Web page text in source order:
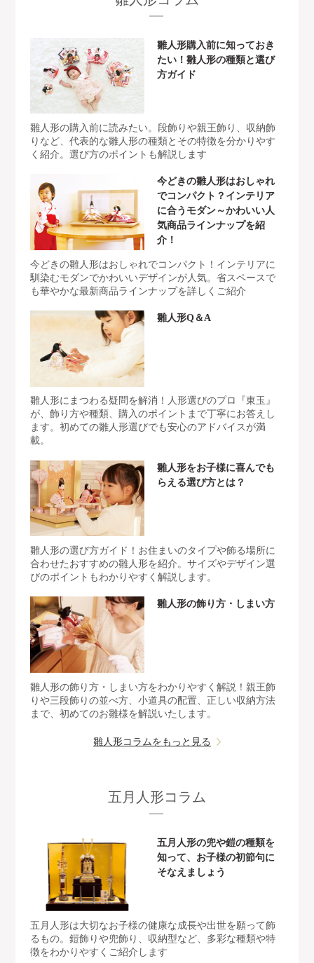
雛人形購入前に知っておき
たい！雛人形の種類と選び
方ガイド
雛人形の購入前に読みたい。段飾りや親王飾り、収納飾
りなど、代表的な雛人形の種類とその特徴を分かりやす
く紹介。選び方のポイントも解説します
今どきの雛人形はおしゃれ
でコンパクト？インテリア
に合うモダン～かわいい人
気商品ラインナップを紹
介！
今どきの雛人形はおしゃれでコンパクト！インテリアに
馴染むモダンでかわいいデザインが人気。省スペースで
も華やかな最新商品ラインナップを詳しくご紹介
雛人形Q＆A
雛人形にまつわる疑問を解消！人形選びのプロ『東玉』
が、飾り方や種類、購入のポイントまで丁寧にお答えし
ます。初めての雛人形選びでも安心のアドバイスが満
載。
雛人形をお子様に喜んでも
らえる選び方とは？
雛人形の選び方ガイド！お住まいのタイプや飾る場所に
合わせたおすすめの雛人形を紹介。サイズやデザイン選
びのポイントもわかりやすく解説します。
雛人形の飾り方・しまい方
雛人形の飾り方・しまい方をわかりやすく解説！親王飾
りや三段飾りの並べ方、小道具の配置、正しい収納方法
まで、初めてのお雛様を解説いたします。
雛人形コラムをもっと見る
五月人形コラム
五月人形の兜や鎧の種類を
知って、お子様の初節句に
そなえましょう
五月人形は大切なお子様の健康な成長や出世を願って飾
るもの。鎧飾りや兜飾り、収納型など、多彩な種類や特
徴をわかりやすくご紹介します